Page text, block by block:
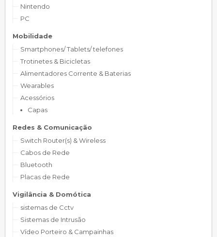
Nintendo
PC
Mobilidade
Smartphones/ Tablets/ telefones
Trotinetes & Bicicletas
Alimentadores Corrente & Baterias
Wearables
Acessórios
Capas
Redes & Comunicação
Switch Router(s) & Wireless
Cabos de Rede
Bluetooth
Placas de Rede
Vigilância & Domótica
sistemas de Cctv
Sistemas de Intrusão
Vídeo Porteiro & Campainhas